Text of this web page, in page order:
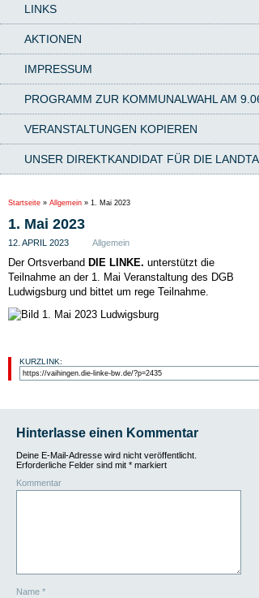
LINKS
AKTIONEN
IMPRESSUM
PROGRAMM ZUR KOMMUNALWAHL AM
VERANSTALTUNGEN KOPIEREN
UNSER DIREKTKANDIDAT FÜR DIE
Startseite » Allgemein » 1. Mai 2023
1. Mai 2023
12. APRIL 2023 Allgemein
Der Ortsverband DIE LINKE. unterstützt die
Teilnahme an der 1. Mai Veranstaltung des DGB
Ludwigsburg und bittet um rege Teilnahme.
KURZLINK:
Hinterlasse einen Kommentar
Deine E-Mail-Adresse wird nicht veröffentlicht.
Erforderliche Felder sind mit * markiert
Kommentar
Name *